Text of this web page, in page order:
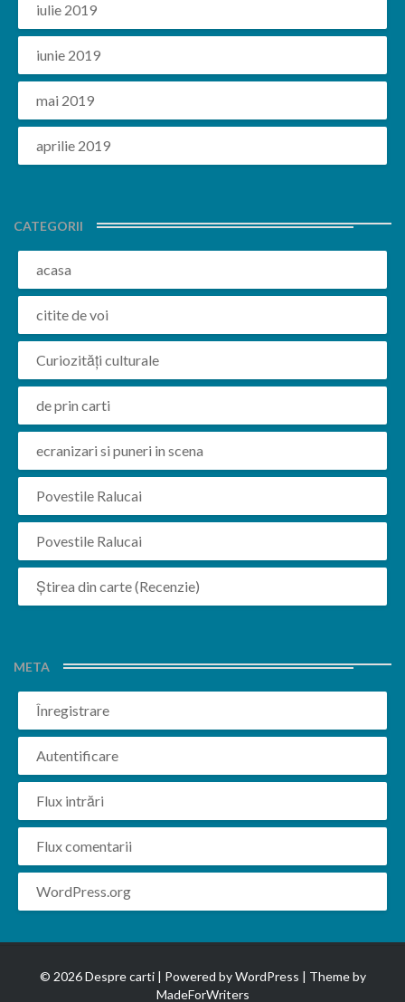
iulie 2019
iunie 2019
mai 2019
aprilie 2019
CATEGORII
acasa
citite de voi
Curiozități culturale
de prin carti
ecranizari si puneri in scena
Povestile Ralucai
Povestile Ralucai
Știrea din carte (Recenzie)
META
Înregistrare
Autentificare
Flux intrări
Flux comentarii
WordPress.org
© 2026 Despre carti | Powered byWordPress | Theme by
MadeForWriters